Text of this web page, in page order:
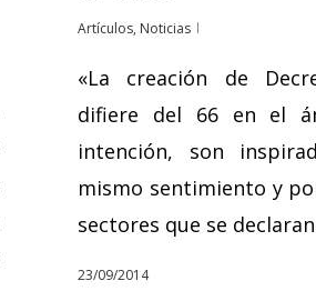
Artículos, Noticias
«La creación de
difiere del 66 en el
intención, son
mismo sentimiento y
sectores que se
23/09/2014